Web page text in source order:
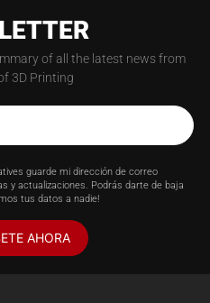
of all the latest news from
3D Printing
guarde mi dirección de correo
y actualizaciones. Podrás darte de baja
tus datos a nadie!
AHORA